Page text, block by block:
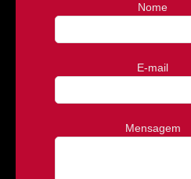
Nome
E-mail
Mensagem